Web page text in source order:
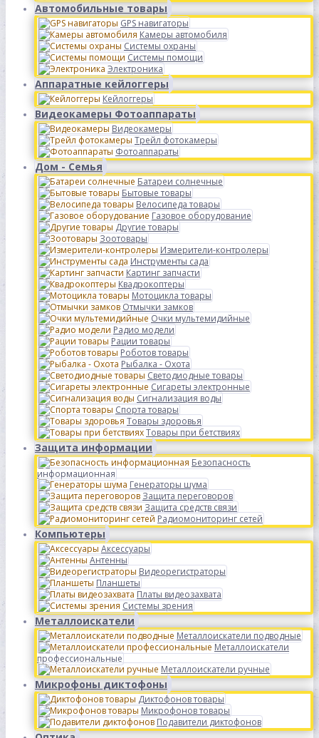
Автомобильные товары
GPS навигаторы
Камеры автомобиля
Системы охраны
Системы помощи
Электроника
Аппаратные кейлоггеры
Кейлоггеры
Видеокамеры Фотоаппараты
Видеокамеры
Трейл фотокамеры
Фотоаппараты
Дом - Семья
Батареи солнечные
Бытовые товары
Велосипеда товары
Газовое оборудование
Другие товары
Зоотовары
Измерители-контролеры
Инструменты сада
Картинг запчасти
Квадрокоптеры
Мотоцикла товары
Отмычки замков
Очки мультемидийные
Радио модели
Рации товары
Роботов товары
Рыбалка - Охота
Светодиодные товары
Сигареты электронные
Сигнализация воды
Спорта товары
Товары здоровья
Товары при бетствиях
Защита информации
Безопасность
информационная
Генераторы шума
Защита переговоров
Защита средств связи
Радиомониторинг сетей
Компьютеры
Аксессуары
Антенны
Видеорегистраторы
Планшеты
Платы видеозахвата
Системы зрения
Металлоискатели
Металлоискатели подводные
Металлоискатели
профессиональные
Металлоискатели ручные
Микрофоны диктофоны
Диктофонов товары
Микрофонов товары
Подавители диктофонов